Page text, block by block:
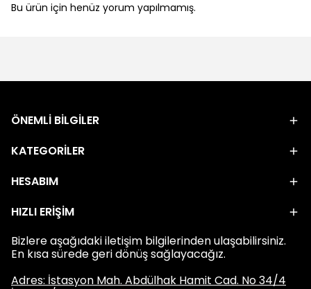
Bu ürün için henüz yorum yapılmamış.
ÖNEMLİ BİLGİLER
KATEGORİLER
HESABIM
HIZLI ERİŞİM
Bizlere aşağıdaki iletişim bilgilerinden ulaşabilirsiniz.
En kısa sürede geri dönüş sağlayacağız.
Adres: İstasyon Mah. Abdülhak Hamit Cad. No 34/4